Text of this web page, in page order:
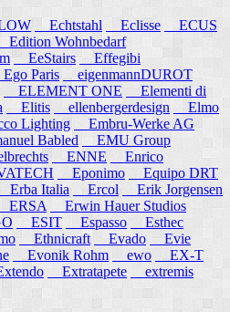
Echtstahl Eclisse
ECUS
Edition Wohnbedarf
EeStairs
Effegibi
Paris
eigenmannDUROT
ELEMENT ONE
Elementi di
Elitis ellenbergerdesign
Elmo
Lighting
Embru-Werke AG
Babled
EMU Group
ENNE
Enrico
Eponimo
Equipo DRT
Erba Italia Ercol
Erik Jorgensen
ERSA
Erwin Hauer Studios
ESIT Espasso
Esthec
Ethnicraft Evado
Evie
Evonik Rohm ewo
EX-T
Extratapete
extremis